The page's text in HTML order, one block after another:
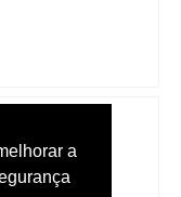
a
F) PORTO